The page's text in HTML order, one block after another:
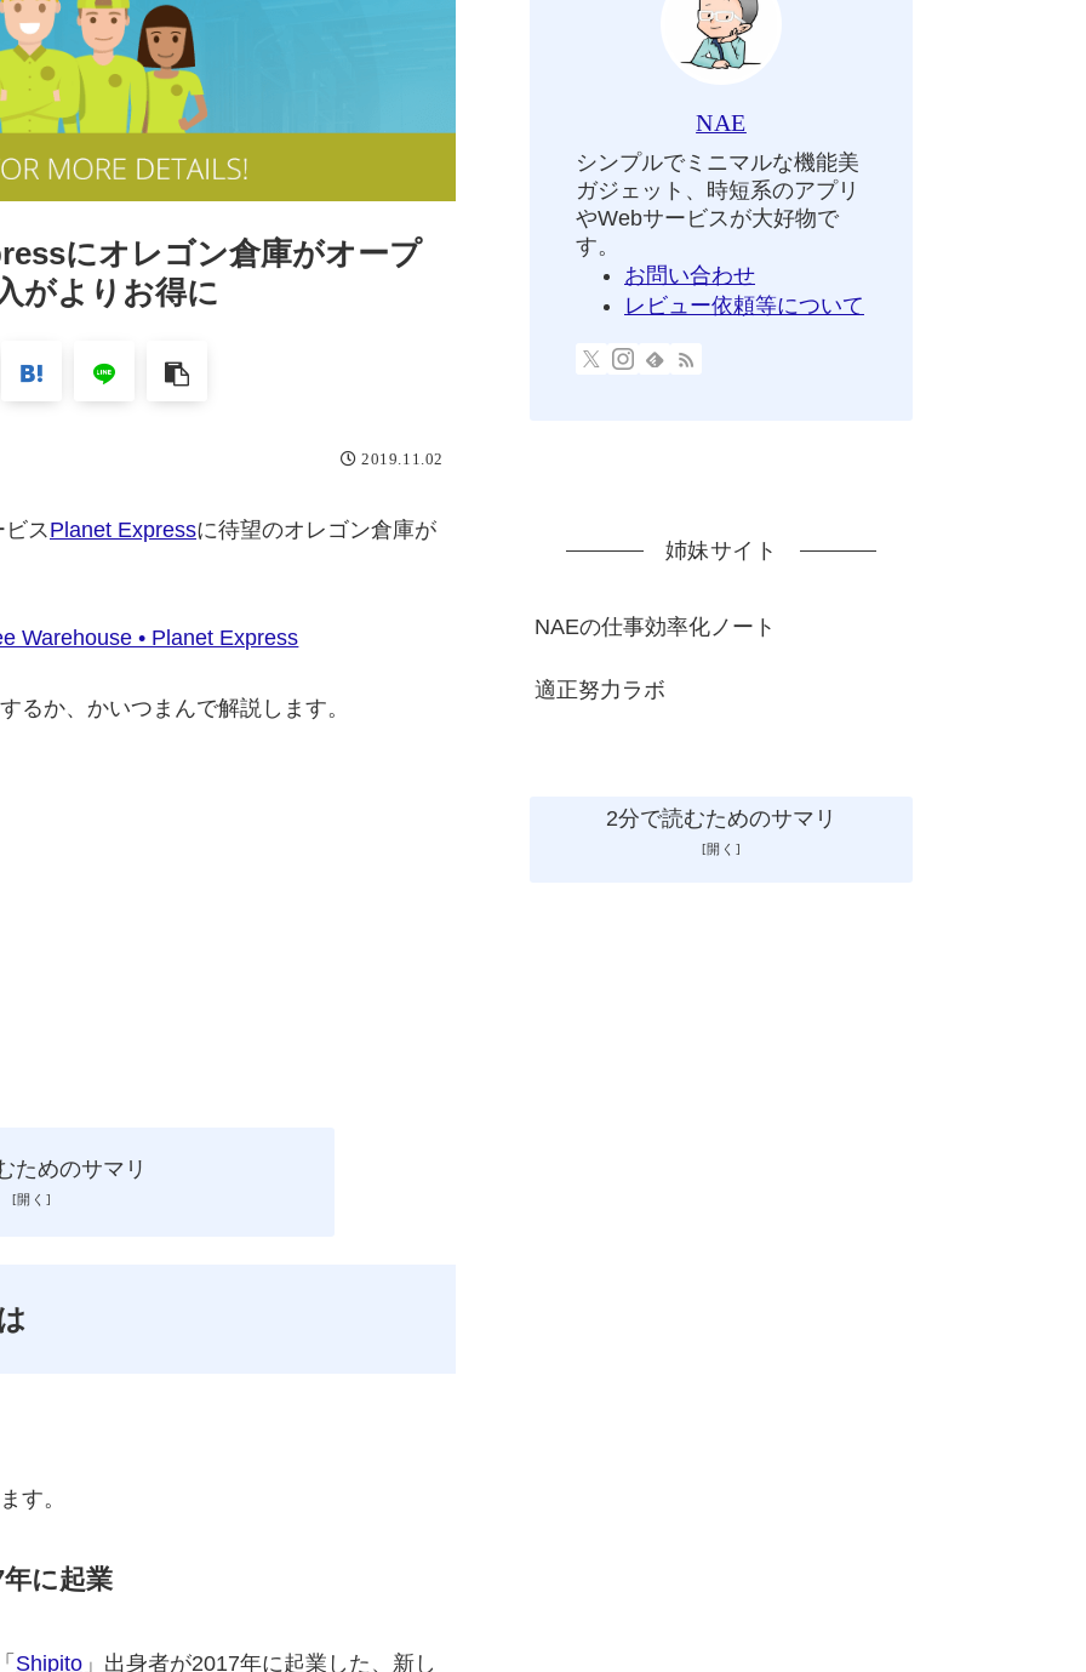
にオレゴン倉庫がオープ
がよりお得に
2019.11.02
スPlanet Expressに待望のオレゴン倉庫が
Warehouse • Planet Express
るか、かいつまんで解説します。
ためのサマリ
す。
に起業
Shipito 」出身者が2017年に起業した、新し
NAE
シンプルでミニマルな機能美
ガジェット、時短系のアプリ
やWebサービスが大好物で
す。
お問い合わせ
レビュー依頼等について
姉妹サイト
NAEの仕事効率化ノート
適正努力ラボ
2分で読むためのサマリ